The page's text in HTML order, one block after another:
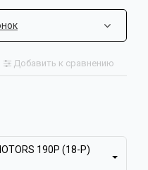
Добавить к сравнению
190P (18-P)